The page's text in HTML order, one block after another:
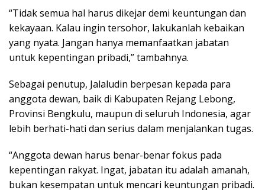
“Tidak semua hal harus dikejar demi keuntungan dan
kekayaan. Kalau ingin tersohor, lakukanlah kebaikan
yang nyata. Jangan hanya memanfaatkan jabatan
untuk kepentingan pribadi,” tambahnya.
Sebagai penutup, Jalaludin berpesan kepada para
anggota dewan, baik di Kabupaten Rejang Lebong,
Provinsi Bengkulu, maupun di seluruh Indonesia, agar
lebih berhati-hati dan serius dalam menjalankan tugas.
“Anggota dewan harus benar-benar fokus pada
kepentingan rakyat. Ingat, jabatan itu adalah amanah,
bukan kesempatan untuk mencari keuntungan pribadi.